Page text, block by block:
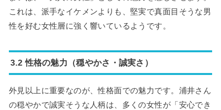
これは、派手なイケメンよりも、堅実で真面目そうな男
性を好む女性層に強く響いているようです。
3.2 性格の魅力（穏やかさ・誠実さ）
外見以上に重要なのが、性格面での魅力です。浦井さん
の穏やかで誠実そうな人柄は、多くの女性が「安心でき